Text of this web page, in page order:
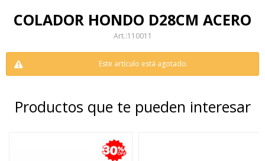
COLADOR HONDO D28CM ACERO
110011
Este artículo está agotado.
Productos que te pueden interesar